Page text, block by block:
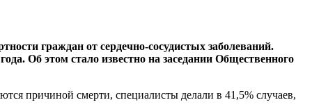
граждан от сердечно-сосудистых заболеваний.
Об этом стало известно на заседании Общественного
причиной смерти, специалисты делали в 41,5% случаев,